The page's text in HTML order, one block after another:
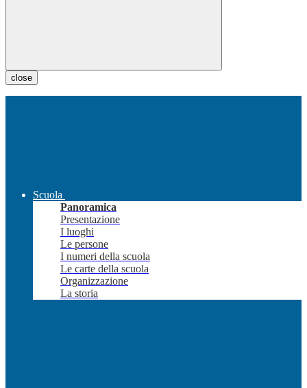
close
Scuola
Panoramica
Presentazione
I luoghi
Le persone
I numeri della scuola
Le carte della scuola
Organizzazione
La storia